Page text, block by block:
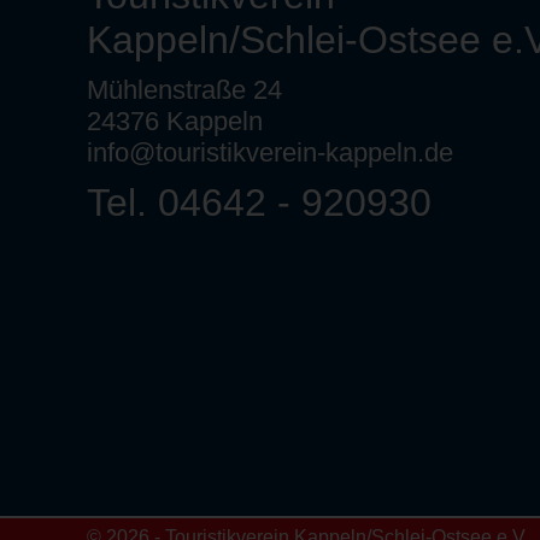
Kappeln/Schlei-Ostsee
Mühlenstraße 24
24376 Kappeln
info@touristikverein-kappeln.de
Tel. 04642 - 920930